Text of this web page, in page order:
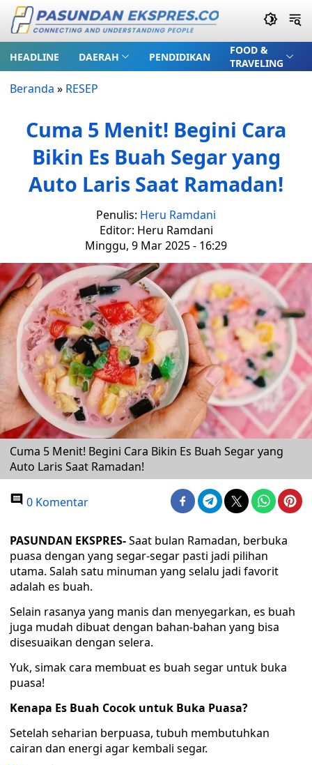
HEADLINE DAERAH PENDIDIKAN
FOOD &
TRAVELING
Beranda » RESEP
Cuma 5 Menit! Begini Cara
Bikin Es Buah Segar yang
Auto Laris Saat Ramadan!
Penulis: Heru Ramdani
Editor: Heru Ramdani
Minggu, 9 Mar 2025 - 16:29
Cuma 5 Menit! Begini Cara Bikin Es Buah Segar yang
Auto Laris Saat Ramadan!
0 Komentar
PASUNDAN EKSPRES-Saat bulan Ramadan, berbuka
puasa dengan yang segar-segar pasti jadi pilihan
utama. Salah satu minuman yang selalu jadi favorit
adalah es buah.
Selain rasanya yang manis dan menyegarkan, es buah
juga mudah dibuat dengan bahan-bahan yang bisa
disesuaikan dengan selera.
Yuk, simak cara membuat es buah segar untuk buka
puasa!
Kenapa Es Buah Cocok untuk Buka Puasa?
Setelah seharian berpuasa, tubuh membutuhkan
cairan dan energi agar kembali segar.